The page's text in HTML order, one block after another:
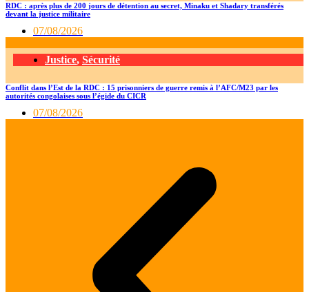
RDC : après plus de 200 jours de détention au secret, Minaku et Shadary transférés
devant la justice militaire
07/08/2026
Justice, Sécurité
Conflit dans l’Est de la RDC : 15 prisonniers de guerre remis à l’AFC/M23 par les
autorités congolaises sous l’égide du CICR
07/08/2026